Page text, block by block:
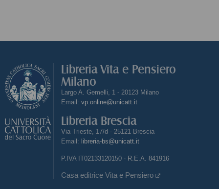
Libreria Vita e Pensiero
Milano
Largo A. Gemelli, 1 - 20123 Milano
Email: vp.online@unicatt.it
Libreria Brescia
Via Trieste, 17/d - 25121 Brescia
Email: libreria-bs@unicatt.it
P.IVA IT02133120150 - R.E.A. 841916
Casa editrice Vita e Pensiero